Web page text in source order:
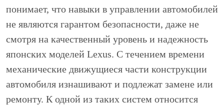
понимает, что навыки в управлении автомобилей
не являются гарантом безопасности, даже не
смотря на качественный уровень и надежность
японских моделей Lexus. С течением времени
механические движущиеся части конструкции
автомобиля изнашивают и подлежат замене или
ремонту. К одной из таких систем относится